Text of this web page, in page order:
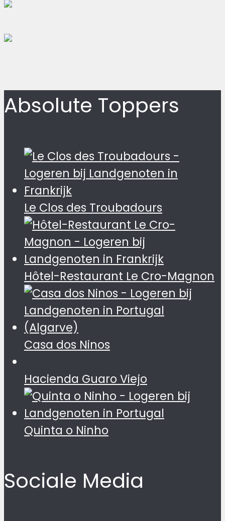
Absolute Toppers
Le Clos des Troubadours
Hôtel-Restaurant Le Cro-Magnon
Casa dos Ninos
Hacienda Guaro Viejo
Quinta o Ninho
Sociale Media